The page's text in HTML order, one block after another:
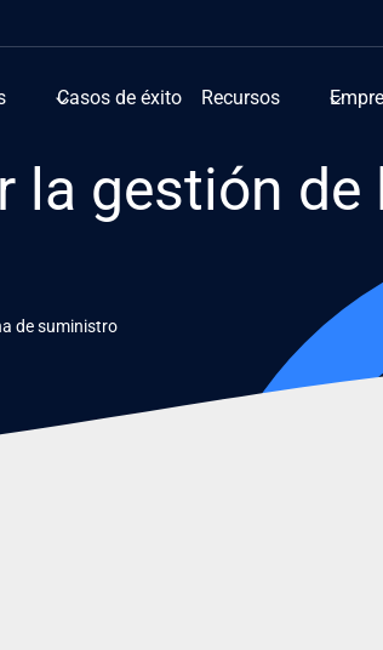
Casos de éxito Recursos
gestión de
de suministro